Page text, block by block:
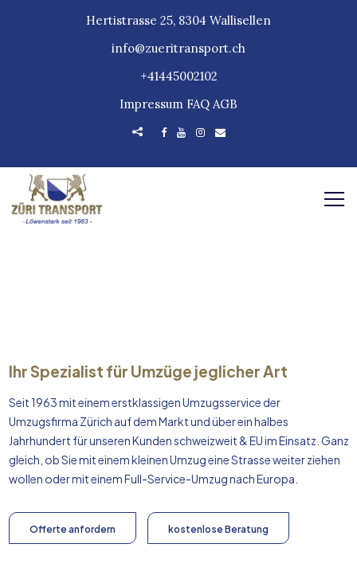
Hertistrasse 25, 8304 Wallisellen
info@zueritransport.ch
+41445002102
Impressum FAQ AGB
Ihr Spezialist für Umzüge jeglicher Art
Seit 1963 mit einem erstklassigen Umzugsservice der
Umzugsfirma Zürich auf dem Markt und über ein halbes
Jahrhundert für unseren Kunden schweizweit & EU im Einsatz. Ganz
gleich, ob Sie mit einem kleinen Umzug eine Strasse weiter ziehen
wollen oder mit einem Full-Service-Umzug nachEuropa
Offerte anfordern kostenlose Beratung